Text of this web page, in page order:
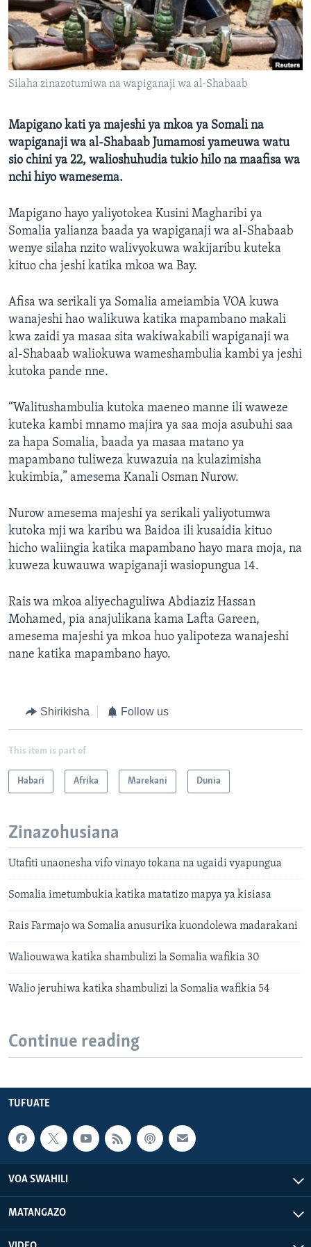
Silaha zinazotumiwa na wapiganaji wa al-Shabaab
Mapigano kati ya majeshi ya mkoa ya Somali na
wapiganaji wa al-Shabaab Jumamosi yameuwa watu
sio chini ya 22, walioshuhudia tukio hilo na maafisa wa
nchi hiyo wamesema.
Mapigano hayo yaliyotokea Kusini Magharibi ya
Somalia yalianza baada ya wapiganaji wa al-Shabaab
wenye silaha nzito walivyokuwa wakijaribu kuteka
kituo cha jeshi katika mkoa wa Bay.
Afisa wa serikali ya Somalia ameiambia VOA kuwa
wanajeshi hao walikuwa katika mapambano makali
kwa zaidi ya masaa sita wakiwakabili wapiganaji wa
al-Shabaab waliokuwa wameshambulia kambi ya jeshi
kutoka pande nne.
“Walitushambulia kutoka maeneo manne ili waweze
kuteka kambi mnamo majira ya saa moja asubuhi saa
za hapa Somalia, baada ya masaa matano ya
mapambano tuliweza kuwazuia na kulazimisha
kukimbia,” amesema Kanali Osman Nurow.
Nurow amesema majeshi ya serikali yaliyotumwa
kutoka mji wa karibu wa Baidoa ili kusaidia kituo
hicho waliingia katika mapambano hayo mara moja, na
kuweza kuwauwa wapiganaji wasiopungua 14.
Rais wa mkoa aliyechaguliwa Abdiaziz Hassan
Mohamed, pia anajulikana kama Lafta Gareen,
amesema majeshi ya mkoa huo yalipoteza wanajeshi
nane katika mapambano hayo.
Shirikisha Follow us
This item is part of
Habari Afrika Marekani Dunia
Zinazohusiana
Utafiti unaonesha vifo vinayo tokana na ugaidi vyapungua
Somalia imetumbukia katika matatizo mapya ya kisiasa
Rais Farmajo wa Somalia anusurika kuondolewa madarakani
Waliouwawa katika shambulizi la Somalia wafikia 30
Walio jeruhiwa katika shambulizi la Somalia wafikia 54
Continue reading
TUFUATE
VOA SWAHILI
MATANGAZO